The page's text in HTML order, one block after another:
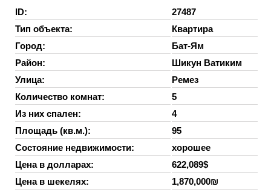
ID:
27487
Тип объекта:
Квартира
Город:
Бат-Ям
Район:
Шикун Ватиким
Улица:
Ремез
Количество комнат:
5
Из них спален:
4
Площадь (кв.м.):
95
Состояние недвижимости:
хорошее
Цена в долларах:
622,089$
Цена в шекелях:
1,870,000₪